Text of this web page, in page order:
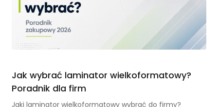
Jak wybrać laminator wielkoformatowy?
Poradnik dla firm
Jaki laminator wielkoformatowy wybrać do firmy?